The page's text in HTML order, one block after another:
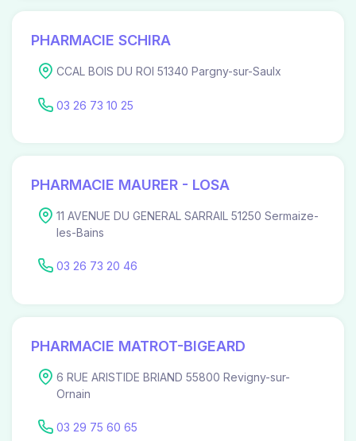
PHARMACIE SCHIRA
CCAL BOIS DU ROI 51340 Pargny-sur-Saulx
03 26 73 10 25
PHARMACIE MAURER - LOSA
11 AVENUE DU GENERAL SARRAIL 51250 Sermaize-
les-Bains
03 26 73 20 46
PHARMACIE MATROT-BIGEARD
6 RUE ARISTIDE BRIAND 55800 Revigny-sur-
Ornain
03 29 75 60 65